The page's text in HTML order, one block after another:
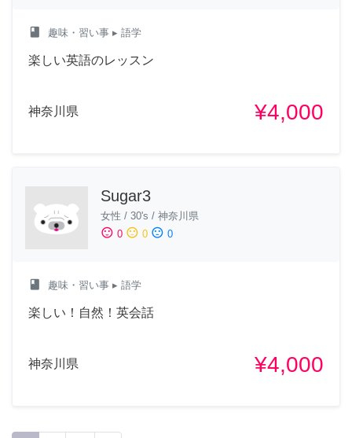
class 趣味・習い事 ▸ 語学
楽しい英語のレッスン
神奈川県 ¥4,000
Sugar3
女性 / 30's / 神奈川県
sentiment_satisfied 0 sentiment_neutral 0 sentiment_dissatisfied 0
class 趣味・習い事 ▸ 語学
楽しい！自然！英会話
神奈川県 ¥4,000